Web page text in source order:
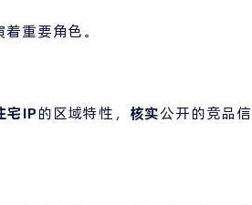
重要角色。
宅IP的区域特性， 核实公开的竞品信